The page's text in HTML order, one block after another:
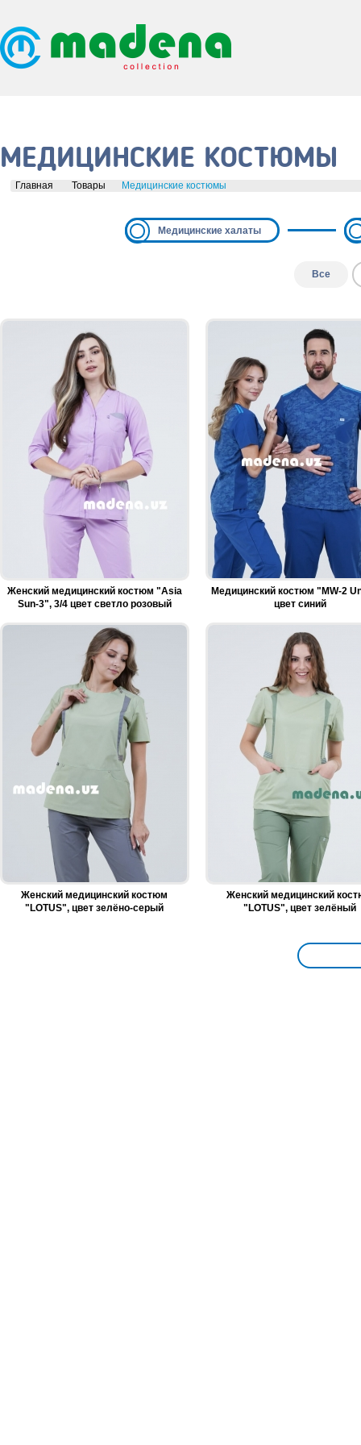
МЕДИЦИНСКИЕ КОСТЮМЫ
Главная Товары Медицинские костюмы
Медицинские халаты
Все
Женский медицинский костюм "Asia
Sun-3", 3/4 цвет светло розовый
Медицинский костюм "MW-2
цвет синий
Женский медицинский костюм
"LOTUS", цвет зелёно-серый
Женский медицинский
"LOTUS", цвет зелёный